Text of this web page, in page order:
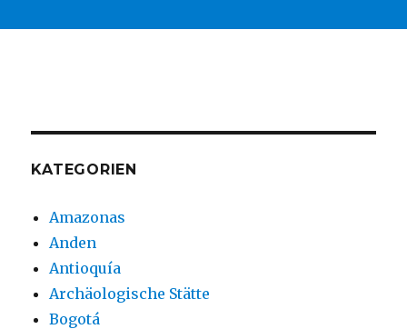
KATEGORIEN
Amazonas
Anden
Antioquía
Archäologische Stätte
Bogotá